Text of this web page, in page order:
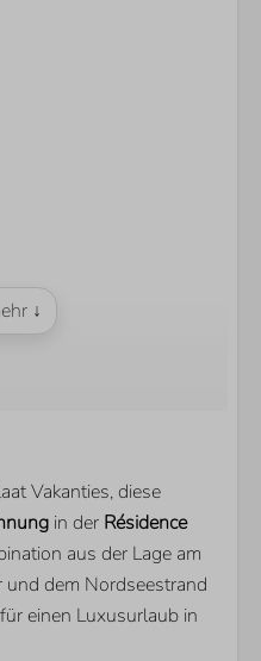
↓
Vakanties, diese
in der Résidence
aus der Lage am
und dem Nordseestrand
einen Luxusurlaub in